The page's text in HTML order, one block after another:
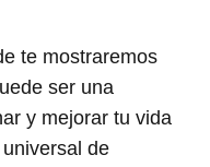
te mostraremos
ser una
y mejorar tu vida
de